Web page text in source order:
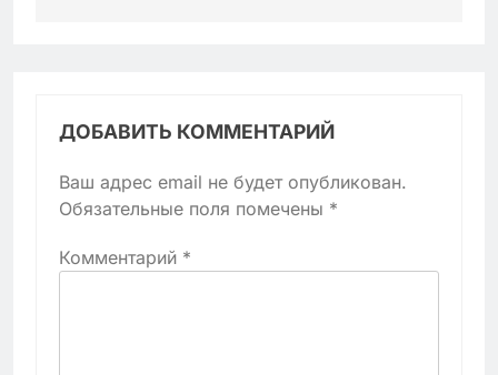
ДОБАВИТЬ КОММЕНТАРИЙ
Ваш адрес email не будет опубликован.
Обязательные поля помечены *
Комментарий *